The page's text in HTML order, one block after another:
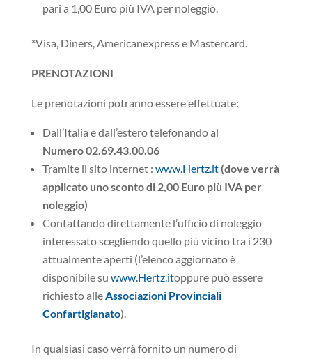
pari a 1,00 Euro più IVA per noleggio.
*Visa, Diners, Americanexpress e Mastercard.
PRENOTAZIONI
Le prenotazioni potranno essere effettuate:
Dall’Italia e dall’estero telefonando al
Numero 02.69.43.00.06
Tramite il sito internet : www.Hertz.it (dove verrà
applicato uno sconto di 2,00 Euro più IVA per
noleggio)
Contattando direttamente l’ufficio di noleggio
interessato scegliendo quello più vicino tra i 230
attualmente aperti (l’elenco aggiornato è
disponibile su www.Hertz.itoppure può essere
richiesto alle Associazioni Provinciali
Confartigianato).
In qualsiasi caso verrà fornito un numero di